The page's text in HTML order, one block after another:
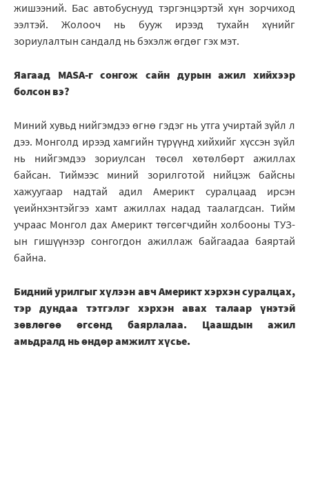
жишээний. Бас автобуснууд тэргэнцэртэй хүн зорчиход
ээлтэй. Жолооч нь бууж ирээд тухайн хүнийг
зориулалтын сандалд нь бэхэлж өгдөг гэх мэт.
Яагаад MASA-г сонгож сайн дурын ажил хийхээр
болсон вэ?
Миний хувьд нийгэмдээ өгнө гэдэг нь утга учиртай зүйл л
дээ. Монголд ирээд хамгийн түрүүнд хийхийг хүссэн зүйл
нь нийгэмдээ зориулсан төсөл хөтөлбөрт ажиллах
байсан. Тиймээс миний зорилготой нийцэж байсны
хажуугаар надтай адил Америкт суралцаад ирсэн
үеийнхэнтэйгээ хамт ажиллах надад таалагдсан. Тийм
учраас Монгол дах Америкт төгсөгчдийн холбооны ТУЗ-
ын гишүүнээр сонгогдон ажиллаж байгаадаа баяртай
байна.
Бидний урилгыг хүлээн авч Америкт хэрхэн суралцах,
тэр дундаа тэтгэлэг хэрхэн авах талаар үнэтэй
зөвлөгөө өгсөнд баярлалаа. Цаашдын ажил
амьдралд нь өндөр амжилт хүсье.